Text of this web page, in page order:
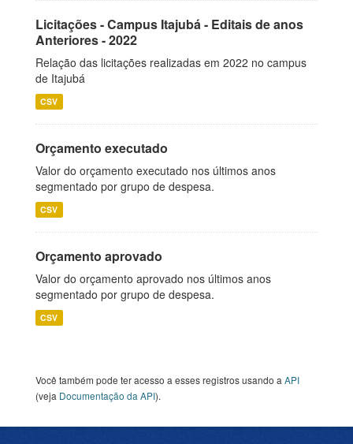
Licitações - Campus Itajubá - Editais de anos
Anteriores - 2022
Relação das licitações realizadas em 2022 no campus
de Itajubá
CSV
Orçamento executado
Valor do orçamento executado nos últimos anos
segmentado por grupo de despesa.
CSV
Orçamento aprovado
Valor do orçamento aprovado nos últimos anos
segmentado por grupo de despesa.
CSV
Você também pode ter acesso a esses registros usando a API
(veja Documentação da API).